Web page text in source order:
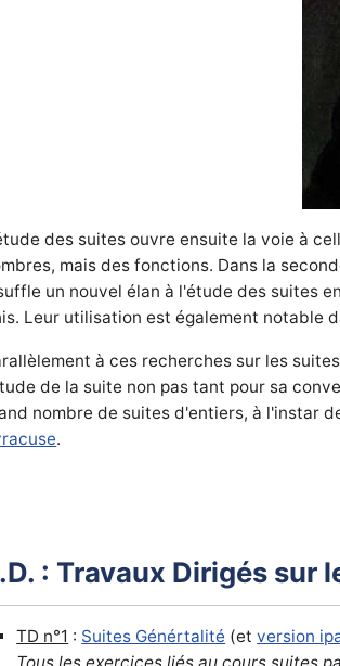
des suites ouvre ensuite la voie à
mais des fonctions. Dans la
un nouvel élan à l'étude des suites
Leur utilisation est également notable
à ces recherches sur les
de la suite non pas tant pour sa
nombre de suites d'entiers, à l'instar
.
: Travaux Dirigés sur
TD n°1 : Suites Génértalité (etversion